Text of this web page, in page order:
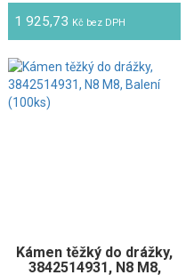
1 925,73 Kč bez DPH
Kámen těžký do drážky,
3842514931, N8 M8,